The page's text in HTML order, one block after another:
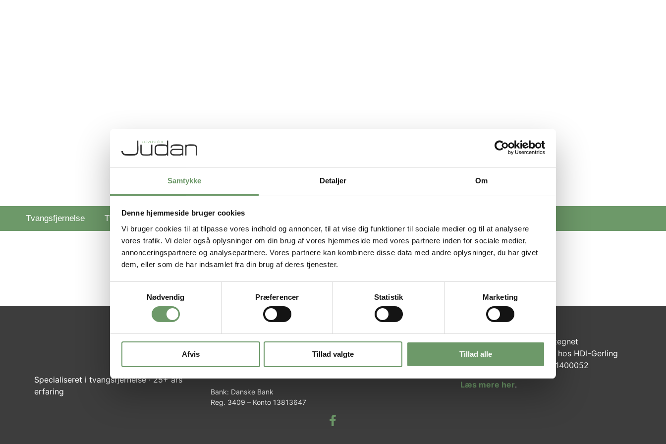
Samtykke Detaljer Om
Denne hjemmeside bruger cookies
Vi bruger cookies til at tilpasse vores indhold og annoncer, til at vise dig funktioner til sociale medier og til at analysere
vores trafik. Vi deler også oplysninger om din brug af vores hjemmeside med vores partnere inden for sociale medier,
annonceringspartnere og analysepartnere. Vores partnere kan kombinere disse data med andre oplysninger, du har givet
dem, eller som de har indsamlet fra din brug af deres tjenester.
Nødvendig
Præferencer Statistik Marketing
Afvis Tillad valgte Tillad alle
Tvangsfjernelse Tvangsanbringelse Tvangsadoption
Du vil blive kontaktet i løbet af 24 timer (hverdage).
Specialiseret i tvangsfjernelse · 25+ års
erfaring
JUDAN ADVOKATER I/S
CVR nr. 33 16 83 22
Bank: Danske Bank
Reg. 3409 – Konto 13813647
Judan Advokater I/S har tegnet
advokatansvarsforsikring hos HDI-Gerling
Forsikring – Policenr. VAS1400052
Læs mere her.